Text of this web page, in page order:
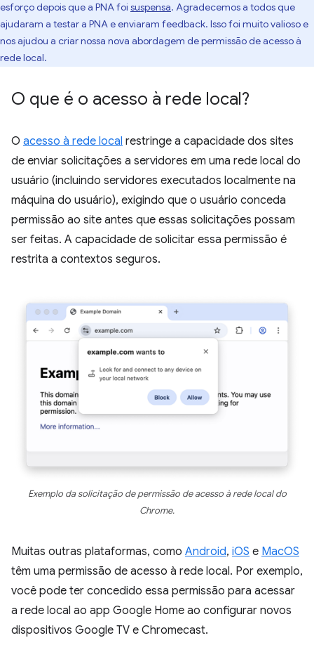
esforço depois que a PNA foi suspensa. Agradecemos a todos que
ajudaram a testar a PNA e enviaram feedback. Isso foi muito valioso e
nos ajudou a criar nossa nova abordagem de permissão de acesso à
rede local.
O que é o acesso à rede local?
O acesso à rede local restringe a capacidade dos sites
de enviar solicitações a servidores em uma rede local do
usuário (incluindo servidores executados localmente na
máquina do usuário), exigindo que o usuário conceda
permissão ao site antes que essas solicitações possam
ser feitas. A capacidade de solicitar essa permissão é
restrita a contextos seguros.
Exemplo da solicitação de permissão de acesso à rede local do
Chrome.
Muitas outras plataformas, como Android, iOS e MacOS
têm uma permissão de acesso à rede local. Por exemplo,
você pode ter concedido essa permissão para acessar
a rede local ao app Google Home ao configurar novos
dispositivos Google TV e Chromecast.